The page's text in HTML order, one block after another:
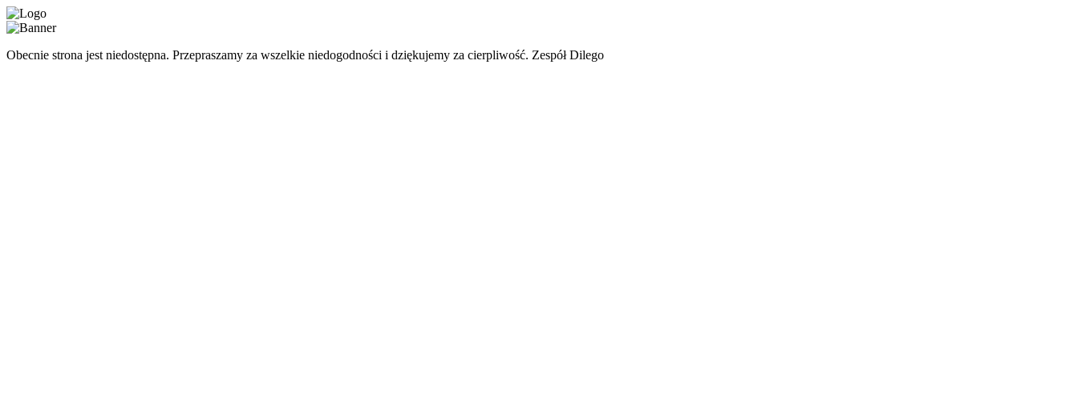
Obecnie strona jest niedostępna. Przepraszamy za wszelkie niedogodności i dziękujemy za cierpliwość. Zespół Dilego